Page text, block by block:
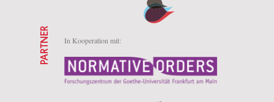
In Kooperation mit:
PARTNER